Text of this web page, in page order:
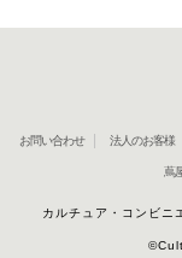
お問い合わせ 法人のお客様
蔦
カルチュア・コンビ